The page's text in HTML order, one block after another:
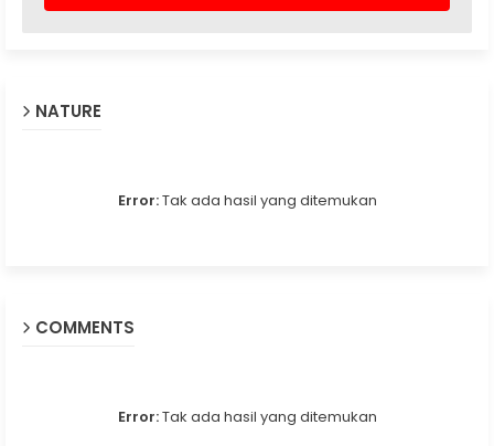
NATURE
Error:Tak ada hasil yang ditemukan
COMMENTS
Error:Tak ada hasil yang ditemukan